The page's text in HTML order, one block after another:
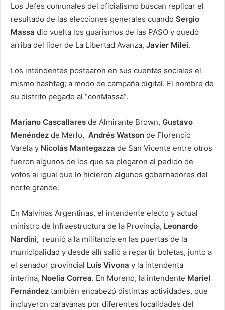
Los Jefes comunales del oficialismo buscan replicar el
resultado de las elecciones generales cuando Sergio
Massa dio vuelta los guarismos de las PASO y quedó
arriba del líder de La Libertad Avanza, Javier Milei.
Los intendentes postearon en sus cuentas sociales el
mismo hashtag; a modo de campaña digital. El nombre de
su distrito pegado al “conMassa”.
Mariano Cascallares de Almirante Brown, Gustavo
Menéndez de Merlo, Andrés Watson de Florencio
Varela y Nicolás Mantegazza de San Vicente entre otros
fueron algunos de los que se plegaron al pedido de
votos al igual que lo hicieron algunos gobernadores del
norte grande.
En Malvinas Argentinas, el intendente electo y actual
ministro de Infraestructura de la Provincia, Leonardo
Nardini, reunió a la militancia en las puertas de la
municipalidad y desde allí salió a repartir boletas, junto a
el senador provincial Luis Vivona y la intendenta
interina, Noelia Correa. En Moreno, la intendente Mariel
Fernández también encabezó distintas actividades, que
incluyeron caravanas por diferentes localidades del